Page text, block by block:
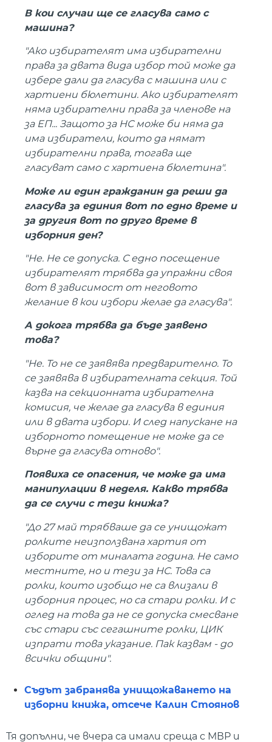
В кои случаи ще се гласува само с
машина?
"Ако избирателят има избирателни
права за двата вида избор той може да
избере дали да гласува с машина или с
хартиени бюлетини. Ако избирателят
няма избирателни права за членове на
за ЕП... Защото за НС може би няма да
има избиратели, които да нямат
избирателни права, тогава ще
гласуват само с хартиена бюлетина".
Може ли един гражданин да реши да
гласува за единия вот по едно време и
за другия вот по друго време в
изборния ден?
"Не. Не се допуска. С едно посещение
избирателят трябва да упражни своя
вот в зависимост от неговото
желание в кои избори желае да гласува".
А докога трябва да бъде заявено
това?
"Не. То не се заявява предварително. То
се заявява в избирателната секция. Той
казва на секционната избирателна
комисия, че желае да гласува в единия
или в двата избори. И след напускане на
изборното помещение не може да се
върне да гласува отново".
Появиха се опасения, че може да има
манипулации в неделя. Какво трябва
да се случи с тези книжа?
"До 27 май трябваше да се унищожат
ролките неизползвана хартия от
изборите от миналата година. Не само
местните, но и тези за НС. Това са
ролки, които изобщо не са влизали в
изборния процес, но са стари ролки. И с
оглед на това да не се допуска смесване
със стари със сегашните ролки, ЦИК
изпрати това указание. Пак казвам - до
всички общини".
Съдът забранява унищожаването на
изборни книжа, отсече Калин Стоянов
Тя допълни, че вчера са имали среща с МВР и